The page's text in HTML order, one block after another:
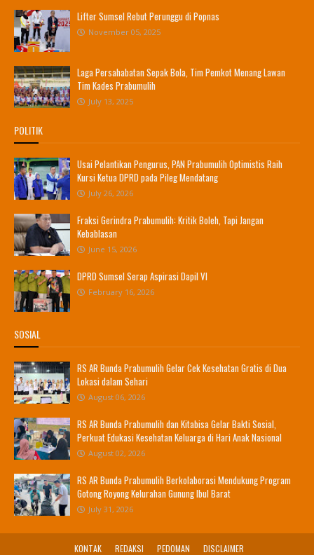
Lifter Sumsel Rebut Perunggu di Popnas
November 05, 2025
Laga Persahabatan Sepak Bola, Tim Pemkot Menang Lawan
Tim Kades Prabumulih
July 13, 2025
POLITIK
Usai Pelantikan Pengurus, PAN Prabumulih Optimistis Raih
Kursi Ketua DPRD pada Pileg Mendatang
July 26, 2026
Fraksi Gerindra Prabumulih: Kritik Boleh, Tapi Jangan
Kebablasan
June 15, 2026
DPRD Sumsel Serap Aspirasi Dapil VI
February 16, 2026
SOSIAL
RS AR Bunda Prabumulih Gelar Cek Kesehatan Gratis di Dua
Lokasi dalam Sehari
August 06, 2026
RS AR Bunda Prabumulih dan Kitabisa Gelar Bakti Sosial,
Perkuat Edukasi Kesehatan Keluarga di Hari Anak Nasional
August 02, 2026
RS AR Bunda Prabumulih Berkolaborasi Mendukung Program
Gotong Royong Kelurahan Gunung Ibul Barat
July 31, 2026
KONTAK REDAKSI PEDOMAN DISCLAIMER